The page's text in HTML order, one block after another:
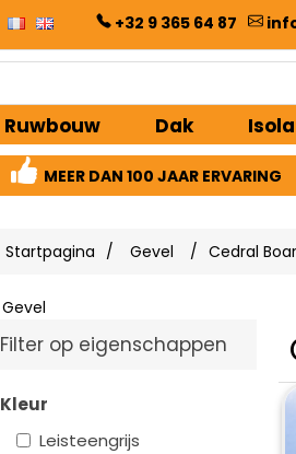
+32 9 365 64 87
Ruwbouw Dak
MEER DAN 100 JAAR ERVARING
Startpagina / Gevel / Cedral
Gevel
Filter op eigenschappen
Kleur
Leisteengrijs